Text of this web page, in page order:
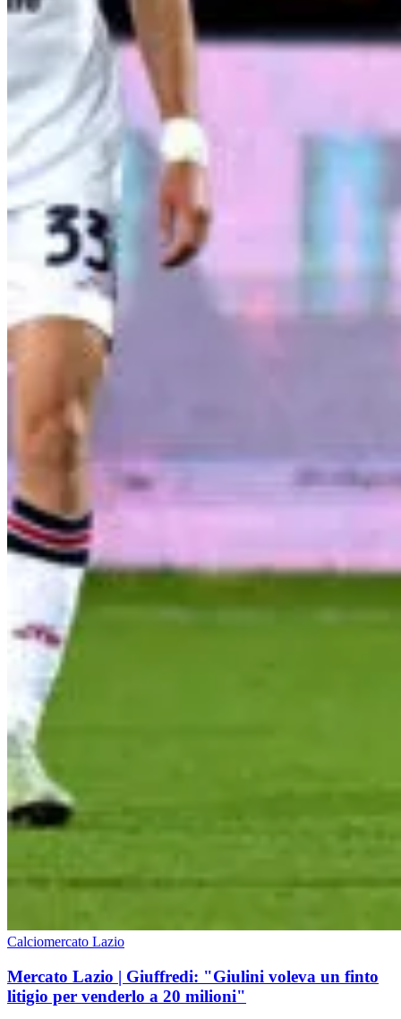
Calciomercato Lazio
Mercato Lazio | Giuffredi: "Giulini voleva un finto
litigio per venderlo a 20 milioni"